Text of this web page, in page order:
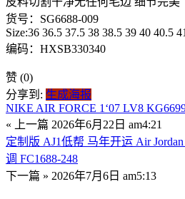
货号：SG6688-009
Size:36 36.5 37.5 38 38.5 39 40 40.5
编码：HXSB330340
赞 (0)
分享到: 生成海报
NIKE AIR FORCE 1‘07 LV8
« 上一篇 2026年6月22日 am4:21
定制版 AJ1低帮 马年开运 Air
调 FC1688-248
下一篇 » 2026年7月6日 am5:13